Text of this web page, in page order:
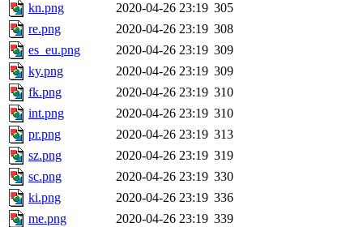
kn.png
2020-04-26 23:19 305
re.png
2020-04-26 23:19 308
es_eu.png
2020-04-26 23:19 309
ky.png
2020-04-26 23:19 309
fk.png
2020-04-26 23:19 310
int.png
2020-04-26 23:19 310
pr.png
2020-04-26 23:19 313
sz.png
2020-04-26 23:19 319
sc.png
2020-04-26 23:19 330
ki.png
2020-04-26 23:19 336
me.png
2020-04-26 23:19 339